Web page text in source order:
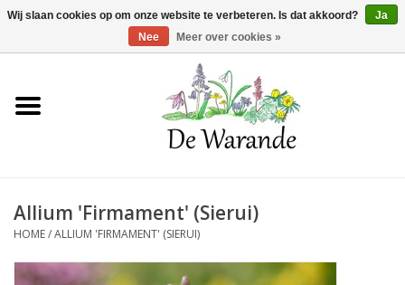
Winkelwagen >0 Artikelen - €0,00
Home
Voorjaarsbloeiers
Zomerbloeiers
Allium 'Firmament' (Sierui)
HOME/ALLIUM 'FIRMAMENT' (SIERUI)
Wij slaan cookies op om onze website te verbeteren. Is dat akkoord?
Ja
Nee
Meer over cookies »